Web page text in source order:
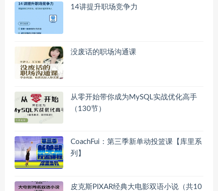
14讲提升职场竞争力
没废话的职场沟通课
从零开始带你成为MySQL实战优化高手
（130节）
CoachFui：第三季新单动投篮课【库里系
列】
皮克斯PIXAR经典大电影双语小说（共10